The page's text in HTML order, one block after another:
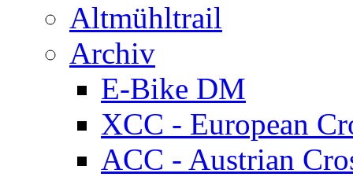
Altmühltrail
Archiv
E-Bike DM
XCC - European
ACC - Austrian